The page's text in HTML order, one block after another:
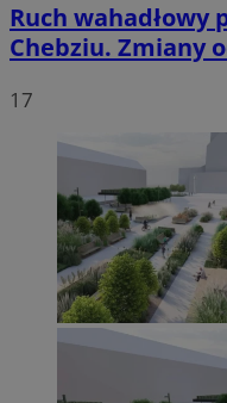
Ruch
Chebziu. Zmiany
17